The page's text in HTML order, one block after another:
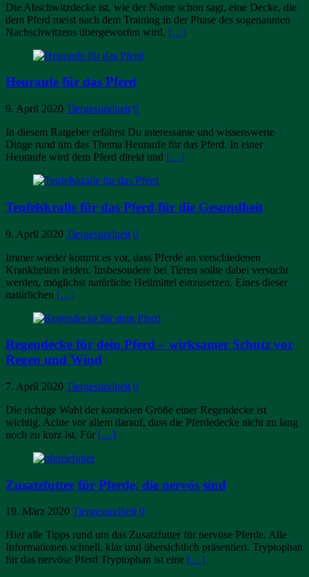
Die Abschwitzdecke ist, wie der Name schon sagt, eine Decke, die
dem Pferd meist nach dem Training in der Phase des sogenannten
Nachschwitzens übergeworfen wird. […]
Heuraufe für das Pferd
9. April 2020 Tiergesundheit 0
In diesem Ratgeber erfährst Du interessante und wissenswerte
Dinge rund um das Thema Heuraufe für das Pferd. In einer
Heuraufe wird dem Pferd direkt und […]
Teufelskralle für das Pferd für die Gesundheit
9. April 2020 Tiergesundheit 0
Immer wieder kommt es vor, dass Pferde an verschiedenen
Krankheiten leiden. Insbesondere bei Tieren sollte dabei versucht
werden, möglichst natürliche Heilmittel einzusetzen. Eines dieser
natürlichen […]
Regendecke für dein Pferd – wirksamer Schutz vor
Regen und Wind
7. April 2020 Tiergesundheit 0
Die richtige Wahl der korrekten Größe einer Regendecke ist
wichtig. Achte vor allem darauf, dass die Pferdedecke nicht zu lang
noch zu kurz ist. Für […]
Zusatzfutter für Pferde, die nervös sind
19. März 2020 Tiergesundheit 0
Hier alle Tipps rund um das Zusatzfutter für nervöse Pferde. Alle
Informationen schnell, klar und übersichtlich präsentiert. Tryptophan
für das nervöse Pferd Tryptophan ist eine […]